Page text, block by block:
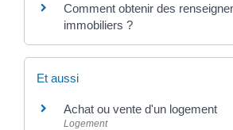
Comment obtenir des
immobiliers ?
Et aussi
Achat ou vente d'un logement
Logement